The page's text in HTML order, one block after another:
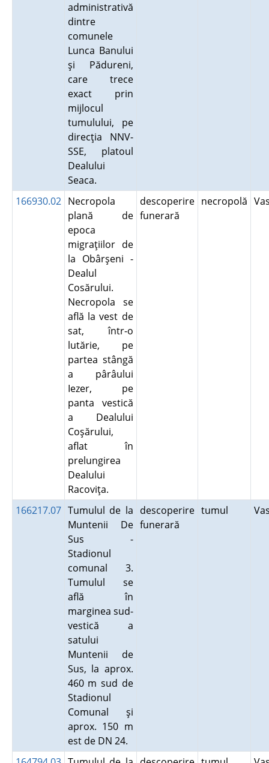
administrativă
dintre
comunele
Lunca Banului
şi Pădureni,
care trece
exact prin
mijlocul
tumulului, pe
direcţia NNV-
SSE, platoul
Dealului
Seaca.
166930.02 Necropola
plană de
epoca
migraţiilor de
la Obârşeni -
Dealul
Cosărului.
Necropola se
află la vest de
sat, într-o
lutărie, pe
partea stângă
a pârâului
Iezer, pe
panta vestică
a Dealului
Coşărului,
aflat în
prelungirea
Dealului
Racoviţa.
descoperire
funerară
necropolă
166217.07 Tumulul de la
Muntenii De
Sus -
Stadionul
comunal 3.
Tumulul se
află în
marginea sud-
vestică a
satului
Muntenii de
Sus, la aprox.
460 m sud de
Stadionul
Comunal şi
aprox. 150 m
est de DN 24.
descoperire
funerară
tumul